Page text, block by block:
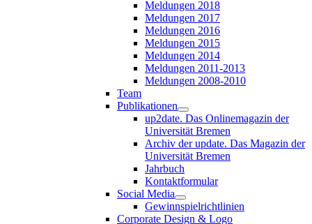
Meldungen 2018
Meldungen 2017
Meldungen 2016
Meldungen 2015
Meldungen 2014
Meldungen 2011-2013
Meldungen 2008-2010
Team
Publikationen
up2date. Das Onlinemagazin der
Universität Bremen
Archiv der update. Das Magazin der
Universität Bremen
Jahrbuch
Kontaktformular
Social Media
Gewinnspielrichtlinien
Corporate Design & Logo